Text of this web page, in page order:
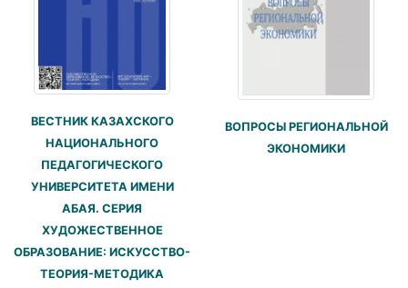
ВЕСТНИК КАЗАХСКОГО
НАЦИОНАЛЬНОГО
ПЕДАГОГИЧЕСКОГО
УНИВЕРСИТЕТА ИМЕНИ
АБАЯ. СЕРИЯ
ХУДОЖЕСТВЕННОЕ
ОБРАЗОВАНИЕ: ИСКУССТВО-
ТЕОРИЯ-МЕТОДИКА
ВОПРОСЫ РЕГИОНАЛЬНОЙ
ЭКОНОМИКИ